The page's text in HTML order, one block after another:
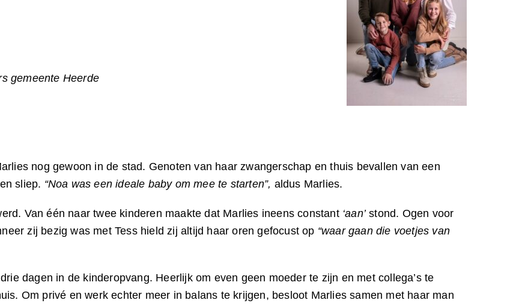
gemeente Heerde
nog gewoon in de stad. Genoten van haar zwangerschap en thuis bevallen van een
sliep. “Noa was een ideale baby om mee te starten”, aldus Marlies.
Van één naar twee kinderen maakte dat Marlies ineens constant ‘aan’stond. Ogen voor
zij bezig was met Tess hield zij altijd haar oren gefocust op “waar gaan die voetjes van
dagen in de kinderopvang. Heerlijk om even geen moeder te zijn en met collega’s te
Om privé en werk echter meer in balans te krijgen, besloot Marlies samen met haar man